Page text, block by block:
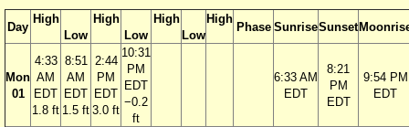
Day
High
Low
High
Low
High
Low
High
Phase SunriseSunset
Mon
01
4:33
AM
EDT
1.8 ft
8:51
AM
EDT
1.5 ft
2:44
PM
EDT
3.0 ft
10:31
PM
EDT
−0.2
ft
6:33 AM
EDT
8:21
PM
EDT
9:54 PM
EDT